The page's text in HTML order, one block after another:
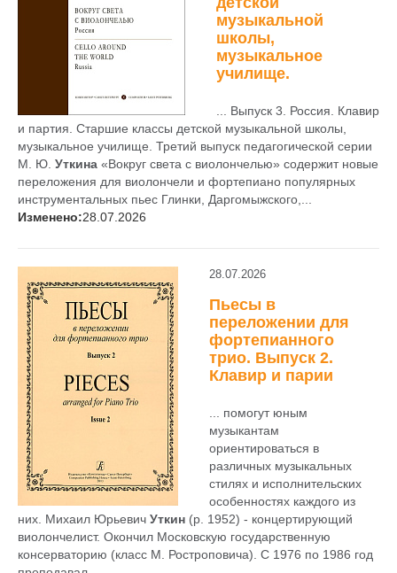
музыкальной
школы,
музыкальное
училище.
... Выпуск 3. Россия. Клавир
и партия. Старшие классы детской музыкальной школы,
музыкальное училище. Третий выпуск педагогической серии
М. Ю. Уткина «Вокруг света с виолончелью» содержит новые
переложения для виолончели и фортепиано популярных
инструментальных пьес Глинки, Даргомыжского,...
Изменено:28.07.2026
28.07.2026
Пьесы в
переложении для
фортепианного
трио. Выпуск 2.
Клавир и парии
... помогут юным
музыкантам
ориентироваться в
различных музыкальных
стилях и исполнительских
особенностях каждого из
них. Михаил Юрьевич Уткин (р. 1952) - концертирующий
виолончелист. Окончил Московскую государственную
консерваторию (класс М. Ростроповича). С 1976 по 1986 год